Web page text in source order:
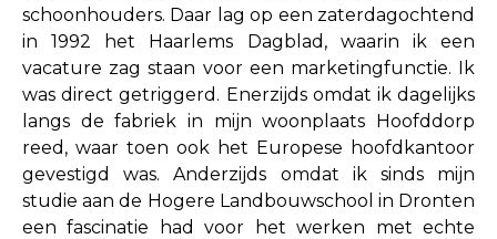
schoonhouders. Daar lag op een zaterdagochtend
in 1992 het Haarlems Dagblad, waarin ik een
vacature zag staan voor een marketingfunctie. Ik
was direct getriggerd. Enerzijds omdat ik dagelijks
langs de fabriek in mijn woonplaats Hoofddorp
reed, waar toen ook het Europese hoofdkantoor
gevestigd was. Anderzijds omdat ik sinds mijn
studie aan de Hogere Landbouwschool in Dronten
een fascinatie had voor het werken met echte